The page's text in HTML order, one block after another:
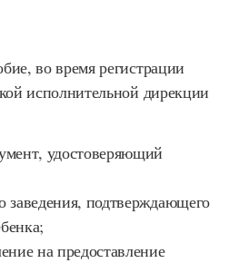
во время регистрации
исполнительной дирекции
удостоверяющий
заведения, подтверждающего
на предоставление